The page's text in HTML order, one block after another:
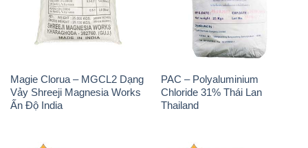
Magie Clorua – MGCL2 Dạng
Vảy Shreeji Magnesia Works
Ấn Độ India
PAC – Polyaluminium
Chloride 31% Thái Lan
Thailand